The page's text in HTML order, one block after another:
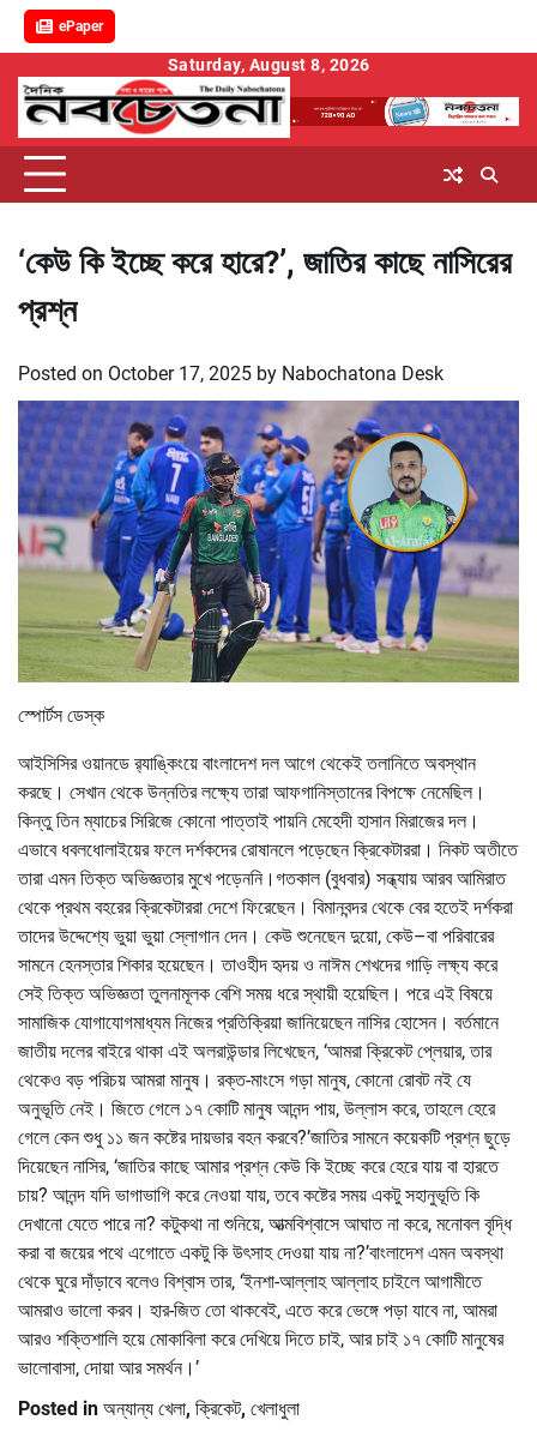
ePaper
content
Saturday, August 8, 2026
‘কেউ কি ইচ্ছে করে হারে?’, জাতির কাছে নাসিরের
প্রশ্ন
Posted on October 17, 2025 by Nabochatona Desk
স্পোর্টস ডেস্ক
আইসিসির ওয়ানডে র‌্যাঙ্কিংয়ে বাংলাদেশ দল আগে থেকেই তলানিতে অবস্থান
করছে। সেখান থেকে উন্নতির লক্ষ্যে তারা আফগানিস্তানের বিপক্ষে নেমেছিল।
কিন্তু তিন ম্যাচের সিরিজে কোনো পাত্তাই পায়নি মেহেদী হাসান মিরাজের দল।
এভাবে ধবলধোলাইয়ের ফলে দর্শকদের রোষানলে পড়েছেন ক্রিকেটাররা। নিকট অতীতে
তারা এমন তিক্ত অভিজ্ঞতার মুখে পড়েননি।গতকাল (বুধবার) সন্ধ্যায় আরব আমিরাত
থেকে প্রথম বহরের ক্রিকেটাররা দেশে ফিরেছেন। বিমানবন্দর থেকে বের হতেই দর্শকরা
তাদের উদ্দেশ্যে ভুয়া ভুয়া স্লোগান দেন। কেউ শুনেছেন দুয়ো, কেউ–বা পরিবারের
সামনে হেনস্তার শিকার হয়েছেন। তাওহীদ হৃদয় ও নাঈম শেখদের গাড়ি লক্ষ্য করে
সেই তিক্ত অভিজ্ঞতা তুলনামূলক বেশি সময় ধরে স্থায়ী হয়েছিল। পরে এই বিষয়ে
সামাজিক যোগাযোগমাধ্যম নিজের প্রতিক্রিয়া জানিয়েছেন নাসির হোসেন। বর্তমানে
জাতীয় দলের বাইরে থাকা এই অলরাউন্ডার লিখেছেন, ‘আমরা ক্রিকেট প্লেয়ার, তার
থেকেও বড় পরিচয় আমরা মানুষ। রক্ত-মাংসে গড়া মানুষ, কোনো রোবট নই যে
অনুভূতি নেই। জিতে গেলে ১৭ কোটি মানুষ আনন্দ পায়, উল্লাস করে, তাহলে হেরে
গেলে কেন শুধু ১১ জন কষ্টের দায়ভার বহন করবে?’জাতির সামনে কয়েকটি প্রশ্ন ছুড়ে
দিয়েছেন নাসির, ‘জাতির কাছে আমার প্রশ্ন কেউ কি ইচ্ছে করে হেরে যায় বা হারতে
চায়? আনন্দ যদি ভাগাভাগি করে নেওয়া যায়, তবে কষ্টের সময় একটু সহানুভূতি কি
দেখানো যেতে পারে না? কটুকথা না শুনিয়ে, আত্মবিশ্বাসে আঘাত না করে, মনোবল বৃদ্ধি
করা বা জয়ের পথে এগোতে একটু কি উৎসাহ দেওয়া যায় না?’বাংলাদেশ এমন অবস্থা
থেকে ঘুরে দাঁড়াবে বলেও বিশ্বাস তার, ‘ইনশা-আল্লাহ আল্লাহ চাইলে আগামীতে
আমরাও ভালো করব। হার-জিত তো থাকবেই, এতে করে ভেঙ্গে পড়া যাবে না, আমরা
আরও শক্তিশালি হয়ে মোকাবিলা করে দেখিয়ে দিতে চাই, আর চাই ১৭ কোটি মানুষের
ভালোবাসা, দোয়া আর সমর্থন।’
Posted in অন্যান্য খেলা, ক্রিকেট, খেলাধুলা